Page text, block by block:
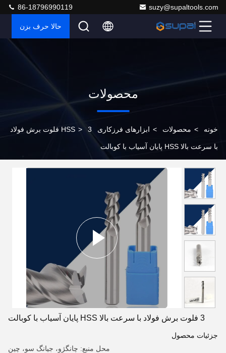
suzy@supaltools.com
86-18796990119
حالا حرف بزن
محصولات
خونه > محصولات > ابزارهای فرزکاری HSS > 3 فلوت برش فولاد
با سرعت بالا HSS پایان آسیاب با کوبالت
3 فلوت برش فولاد با سرعت بالا HSS پایان آسیاب با کوبالت
جزئیات محصول
محل منبع: چانگژو، جیانگ سو، چین